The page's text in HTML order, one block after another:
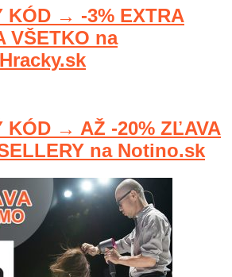
KÓD → -3% EXTRA
VŠETKO na
KÓD → AŽ -20% ZĽAVA
na Notino.sk